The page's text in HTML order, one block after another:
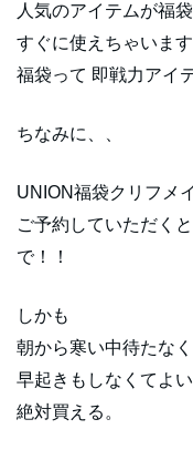
人気のアイテムが福
すぐに使えちゃいます
福袋って 即戦力アイ
ちなみに、、
UNION福袋クリフメ
ご予約していただく
で！！
しかも
朝から寒い中待たなく
早起きもしなくてよい
絶対買える。